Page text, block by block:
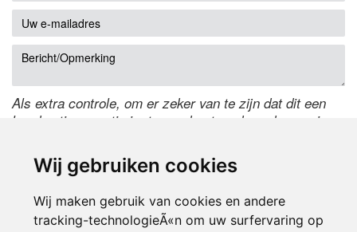
Wij gebruiken cookies
Wij maken gebruik van cookies en andere
tracking-technologieÃ«n om uw surfervaring op
Als extra controle, om er zeker van te zijn dat dit een
handmatige reactie is, typ onderstaande code over in
de code te wijzigen.